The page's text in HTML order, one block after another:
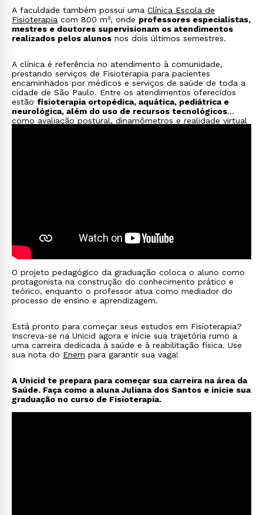
assistência técnica em processos legais.
A faculdade também possui uma Clínica Escola de
Fisioterapia com 800 m², onde professores especialistas,
mestres e doutores supervisionam os atendimentos
realizados pelos alunos nos dois últimos semestres.
A clínica é referência no atendimento à comunidade,
prestando serviços de Fisioterapia para pacientes
encaminhados por médicos e serviços de saúde de toda a
cidade de São Paulo. Entre os atendimentos oferecidos
estão fisioterapia ortopédica, aquática, pediátrica e
neurológica, além do uso de recursos tecnológicos
como avaliação postural, dinamômetros e realidade virtual
O projeto pedagógico da graduação coloca o aluno como
protagonista na construção do conhecimento prático e
teórico, enquanto o professor atua como mediador do
processo de ensino e aprendizagem.
Está pronto para começar seus estudos em Fisioterapia?
Inscreva-se na Unicid agora e inicie sua trajetória rumo a
uma carreira dedicada à saúde e à reabilitação física. Use
sua nota do Enem para garantir sua vaga!
A Unicid te prepara para começar sua carreira na área da
Saúde. Faça como a aluna Juliana dos Santos e inicie sua
graduação no curso de Fisioterapia.